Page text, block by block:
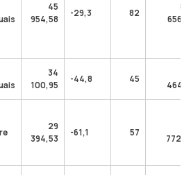
45
954,58
-29,3 82
34
100,95
-44,8 45
29
394,53
-61,1 57